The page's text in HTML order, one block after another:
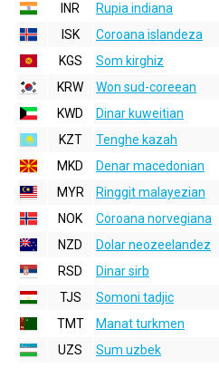
INR
Rupia indiana
ISK
Coroana islandeza
KGS
Som kirghiz
KRW
Won sud-coreean
KWD
Dinar kuweitian
KZT
Tenghe kazah
MKD
Denar macedonian
MYR
Ringgit malayezian
NOK
Coroana norvegiana
NZD
Dolar neozeelandez
RSD
Dinar sirb
TJS
Somoni tadjic
TMT
Manat turkmen
UZS
Sum uzbek